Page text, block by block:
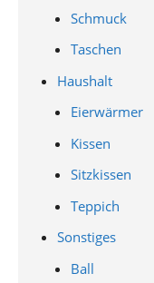
Schmuck
Taschen
Haushalt
Eierwärmer
Kissen
Sitzkissen
Teppich
Sonstiges
Ball